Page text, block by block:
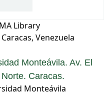
Library
Caracas, Venezuela
Monteávila. Av. El
Caracas.
Monteávila